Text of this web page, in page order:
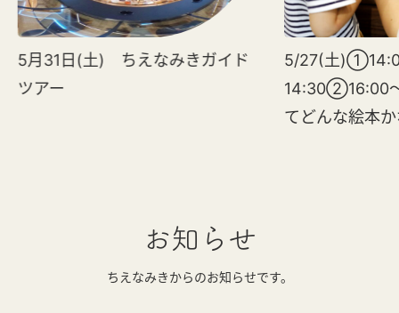
5月31日(土) ちえなみきガイド
ツアー
5/27(土
14:30②16:00
てどんな絵本
お知らせ
ちえなみきからのお知らせです。